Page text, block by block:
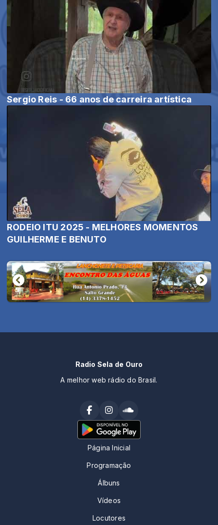
Sergio Reis - 66 anos de carreira artística
RODEIO ITU 2025 - MELHORES MOMENTOS
GUILHERME E BENUTO
Radio Sela de Ouro
A melhor web rádio do Brasil.
Página Inicial
Programação
Álbuns
Vídeos
Locutores